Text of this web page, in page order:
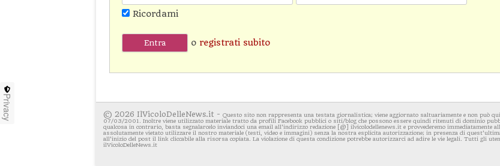
Ricordami
o registrati subito
© 2026 IlVicoloDelleNews.it - Questo sito non rappresenta una testata giornalistica; viene aggiornato saltuariamente e non può
07/03/2001. Inoltre viene utilizzato materiale tratto da profili Facebook pubblici o siti/blog che possono essere quindi ritenuti di dominio
qualcosa in contrario, basta segnalarcelo inviandoci una email all'indirizzo redazione [@] ilvicolodellenews.it e provvederemo
assolutamente vietato utilizzare il nostro materiale (testi, video e immagini) senza la nostra esplicita autorizzazione; in presenza di
all'inizio del post il link cliccabile alla risorsa copiata. La violazione di questa condizione potrebbe autorizzarci ad adire le vie legali. Tutti gli
ilVicoloDelleNews.it
Privacy